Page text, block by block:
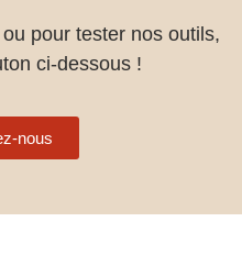
pour tester nos outils,
ci-dessous !
nous